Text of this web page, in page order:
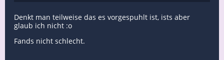
Denkt man teilweise das es vorgespuhlt ist, ists aber
glaub ich nicht :o
Fands nicht schlecht.